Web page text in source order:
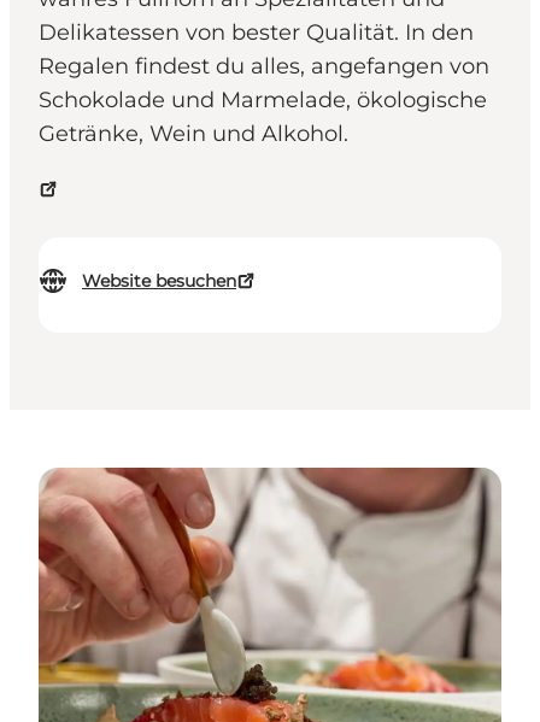
Delikatessen von bester Qualität. In den
Regalen findest du alles, angefangen von
Schokolade und Marmelade, ökologische
Getränke, Wein und Alkohol.
Website besuchen